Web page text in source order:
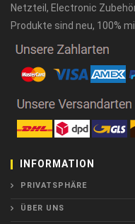
Netzteil, Electronic
Produkte sind neu, 100%
INFORMATION
PRIVATSPHÄRE
ÜBER UNS